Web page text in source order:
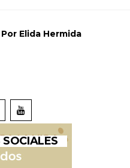
Elida Hermida
SOCIALES